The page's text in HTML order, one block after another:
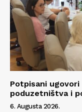
Potpisani
poduzetništva i
6. Augusta 2026.